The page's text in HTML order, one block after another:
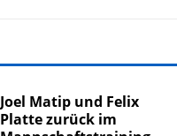
Joel Matip und Felix
Platte zurück im